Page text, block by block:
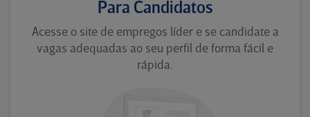
Para Candidatos
Acesse o site de empregos líder e se candidate a
vagas adequadas ao seu perfil de forma fácil e
rápida.